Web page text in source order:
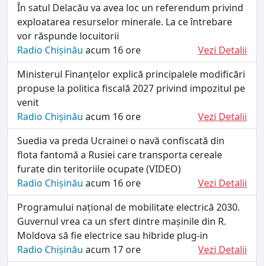
În satul Delacău va avea loc un referendum privind
exploatarea resurselor minerale. La ce întrebare
vor răspunde locuitorii
Radio Chișinău acum 16 ore
Vezi Detalii
Ministerul Finanțelor explică principalele modificări
propuse la politica fiscală 2027 privind impozitul pe
venit
Radio Chișinău acum 16 ore
Vezi Detalii
Suedia va preda Ucrainei o navă confiscată din
flota fantomă a Rusiei care transporta cereale
furate din teritoriile ocupate (VIDEO)
Radio Chișinău acum 16 ore
Vezi Detalii
Programului național de mobilitate electrică 2030.
Guvernul vrea ca un sfert dintre mașinile din R.
Moldova să fie electrice sau hibride plug-in
Radio Chișinău acum 17 ore
Vezi Detalii